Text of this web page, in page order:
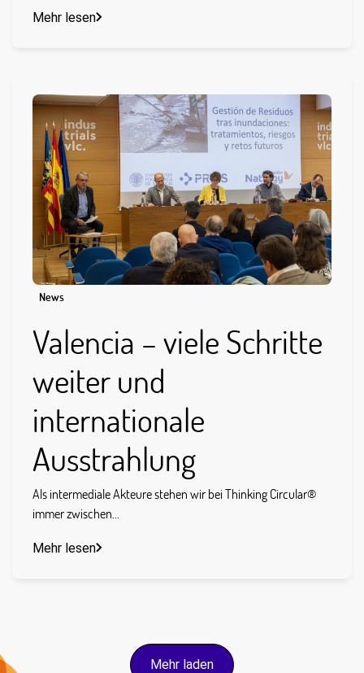
Mehr lesen
News
Valencia – viele Schritte
weiter und
internationale
Ausstrahlung
Als intermediale Akteure stehen wir bei Thinking Circular®
immer zwischen...
Mehr lesen
Mehr laden